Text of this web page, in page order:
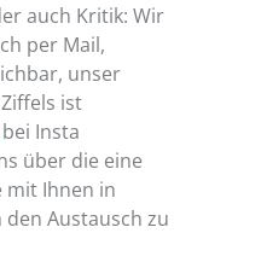
auch Kritik: Wir
per Mail,
unser
ist
Insta
über die eine
mit Ihnen in
Austausch zu